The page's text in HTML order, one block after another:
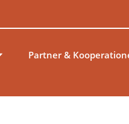
Partner &